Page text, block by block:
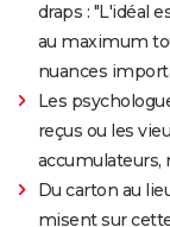
draps : "L'idéal
au maximum
nuances
Les
reçus ou les
accumulateurs,
Du carton au
misent sur